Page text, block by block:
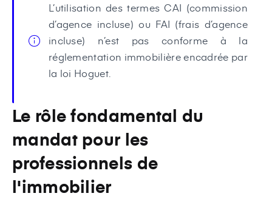
L’utilisation des termes CAI (commission
d’agence incluse) ou FAI (frais d’agence
incluse) n’est pas conforme à la
réglementation immobilière encadrée par
la loi Hoguet.
Le rôle fondamental du
mandat pour les
professionnels de
l'immobilier